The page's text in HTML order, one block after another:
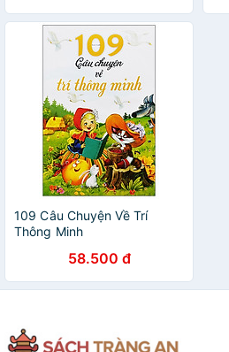
109 Câu Chuyện Về Trí
Thông Minh
58.500 đ